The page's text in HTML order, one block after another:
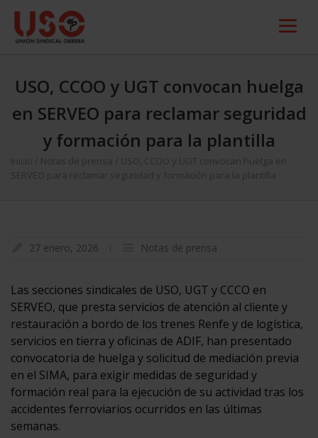
USO, CCOO y UGT convocan huelga
en SERVEO para reclamar seguridad
y formación para la plantilla
Inicio Notas de prensa
USO, CCOO y UGT convocan huelga en
SERVEO para reclamar seguridad y formación para la plantilla
27 enero, 2026 Notas de prensa
Las secciones sindicales de USO, UGT y CCCO en
SERVEO, que presta servicios de atención al cliente y
restauración a bordo de los trenes Renfe y de logística,
servicios en tierra y oficinas de ADIF, han presentado
convocatoria de huelga y solicitud de mediación previa
en el SIMA, para exigir medidas de seguridad y
formación real para la ejecución de su actividad tras los
accidentes ferroviarios ocurridos en las últimas
semanas.